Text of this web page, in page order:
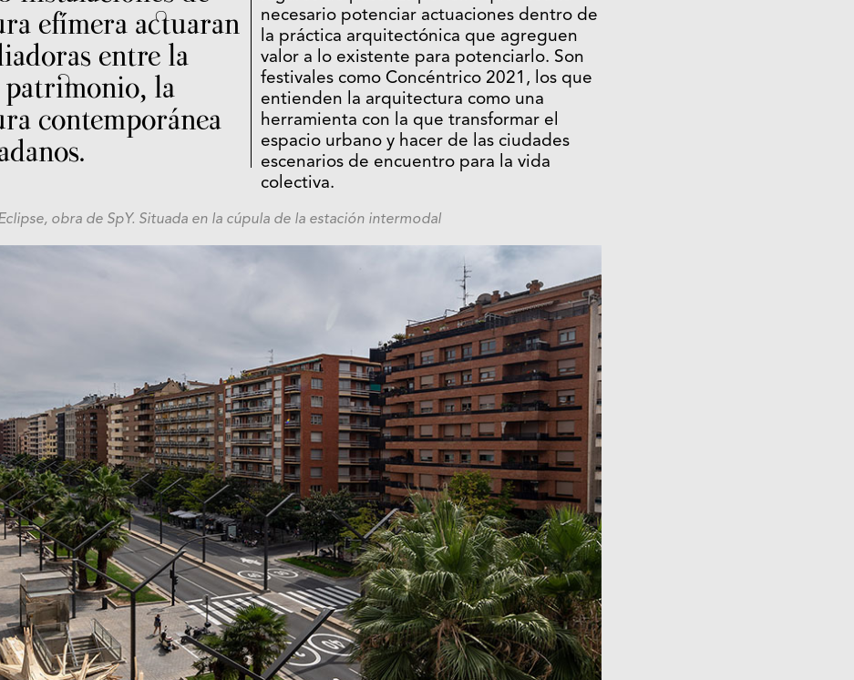
efímera actuaran
entre la
la
contemporánea
necesario potenciar actuaciones dentro de
la práctica arquitectónica que agreguen
valor a lo existente para potenciarlo. Son
festivales como Concéntrico 2021, los que
entienden la arquitectura como una
herramienta con la que transformar el
espacio urbano y hacer de las ciudades
escenarios de encuentro para la vida
colectiva.
obra de SpY. Situada en la cúpula de la estación intermodal